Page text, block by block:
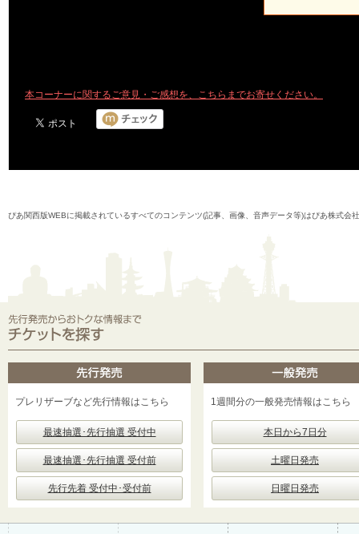
本コーナーに関するご意見・ご感想を、こちらまでお寄せください。
ぴあ関西版WEBに掲載されているすべてのコンテンツ(記事、画像、音声データ等)はぴあ株式会
プレリザーブなど先行情報はこちら
最速抽選･先行抽選 受付中
最速抽選･先行抽選 受付前
先行先着 受付中･受付前
1週間分の一般発売情報はこちら
本日から7日分
土曜日発売
日曜日発売